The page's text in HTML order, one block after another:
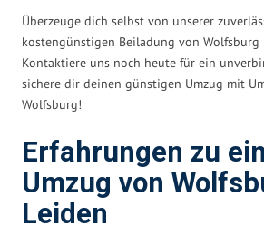
Überzeuge dich selbst von unserer
kostengünstigen Beiladung von Wolfsburg
Kontaktiere uns noch heute für ein
sichere dir deinen günstigen Umzug mit
Wolfsburg!
Erfahrungen zu
Umzug von
Leiden